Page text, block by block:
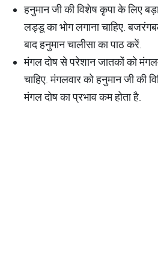
हनुमान जी की विशेष कृपा के लिए
लड्डू का भोग लगाना चाहिए.
बाद हनुमान चालीसा का पाठ करें.
मंगल दोष से परेशान जातकों को
चाहिए. मंगलवार को हनुमान जी की
मंगल दोष का प्रभाव कम होता है.